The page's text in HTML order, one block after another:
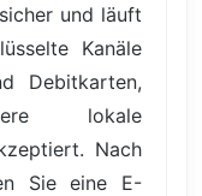
und läuft
Kanäle
Debitkarten,
lokale
Nach
Sie eine E-